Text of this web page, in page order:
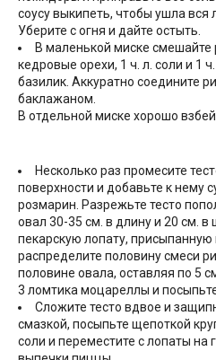
соусу выкипеть, чтобы ушла вся
Уберите с огня и дайте остыть.
В маленькой миске смешайте
кедровые орехи, 1 ч. л. соли и 1
базилик. Аккуратно соедините
баклажаном.
В отдельной миске хорошо
Несколько раз промесите
поверхности и добавьте к нему
розмарин. Разрежьте тесто
овал 30-35 см. в длину и 20 см. в
пекарскую лопату, присыпанную
распределите половину смеси
половине овала, оставляя по 5
3 ломтика моцареллы и
Сложите тесто вдвое и
смазкой, посыпьте щепоткой
соли и переместите с лопаты на